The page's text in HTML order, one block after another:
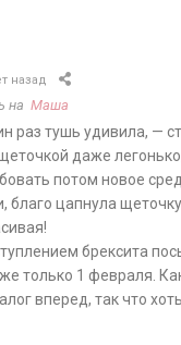
назад
на Маша
раз тушь удивила, —
даже
потом новое
благо цапнула
брексита
только 1 февраля.
вперед, так что